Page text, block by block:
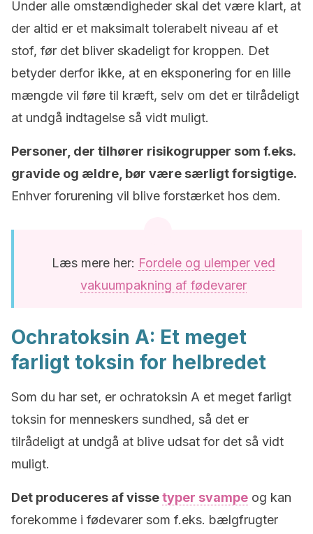
Under alle omstændigheder skal det være klart, at
der altid er et maksimalt tolerabelt niveau af et
stof, før det bliver skadeligt for kroppen. Det
betyder derfor ikke, at en eksponering for en lille
mængde vil føre til kræft, selv om det er tilrådeligt
at undgå indtagelse så vidt muligt.
Personer, der tilhører risikogrupper som f.eks.
gravide og ældre, bør være særligt forsigtige.
Enhver forurening vil blive forstærket hos dem.
Læs mere her: Fordele og ulemper ved
vakuumpakning af fødevarer
Ochratoksin A: Et meget
farligt toksin for helbredet
Som du har set, er ochratoksin A et meget farligt
toksin for menneskers sundhed, så det er
tilrådeligt at undgå at blive udsat for det så vidt
muligt.
Det produceres af vissetyper svampe og kan
forekomme i fødevarer som f.eks. bælgfrugter